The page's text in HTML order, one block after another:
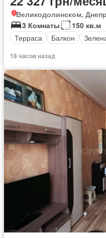
Великодолинском,
3 Комнаты
150 кв.м
Терраса
Балкон
18 часов назад